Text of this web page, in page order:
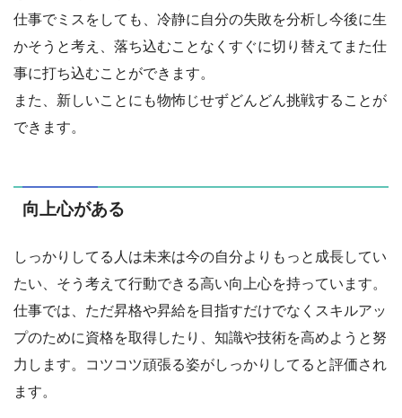
仕事でミスをしても、冷静に自分の失敗を分析し今後に生
かそうと考え、落ち込むことなくすぐに切り替えてまた仕
事に打ち込むことができます。
また、新しいことにも物怖じせずどんどん挑戦することが
できます。
向上心がある
しっかりしてる人は未来は今の自分よりもっと成長してい
たい、そう考えて行動できる高い向上心を持っています。
仕事では、ただ昇格や昇給を目指すだけでなくスキルアッ
プのために資格を取得したり、知識や技術を高めようと努
力します。コツコツ頑張る姿がしっかりしてると評価され
ます。